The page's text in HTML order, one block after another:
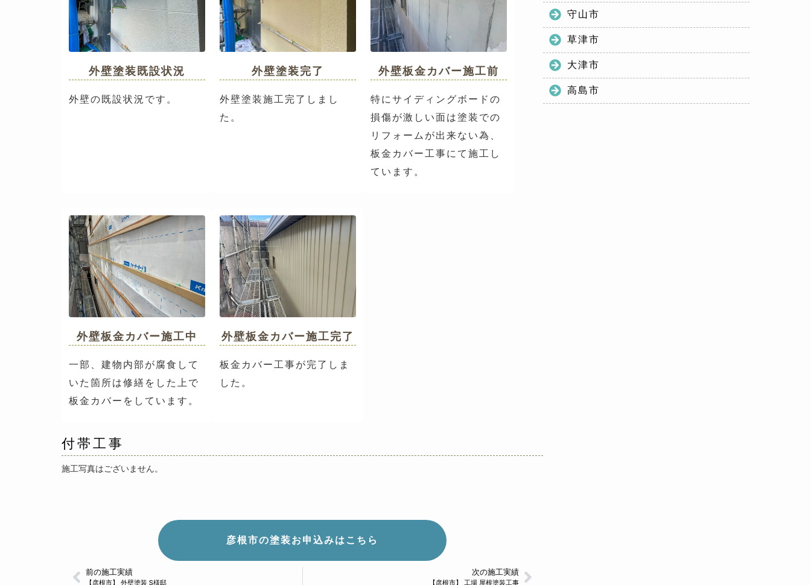
外壁塗装既設状況
外壁の既設状況です。
外壁塗装完了
外壁塗装施工完了しまし
た。
外壁板金カバー施工前
特にサイディングボードの
損傷が激しい面は塗装での
リフォームが出来ない為、
板金カバー工事にて施工し
ています。
外壁板金カバー施工中
一部、建物内部が腐食して
いた箇所は修繕をした上で
板金カバーをしています。
外壁板金カバー施工完了
板金カバー工事が完了しま
した。
付帯工事
施工写真はございません。
彦根市の塗装お申込みはこちら
前の施工実績
【彦根市】 外壁塗装 S様邸
次の施工実績
【彦根市】 工場 屋根塗装工事
守山市
草津市
大津市
高島市